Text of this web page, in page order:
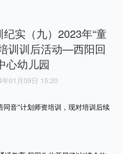
实（九）2023年“童
训训后活动—西阳回
心幼儿园
01月09日 15:20
同音”计划师资培训，现对培训后续